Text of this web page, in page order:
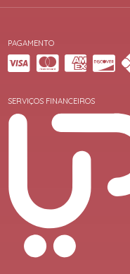
PAGAMENTO
SERVIÇOS FINANCEIROS